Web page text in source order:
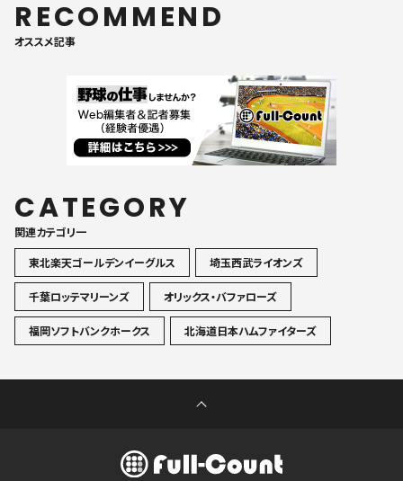
RECOMMEND
オススメ記事
CATEGORY
関連カテゴリ一
東北楽天ゴールデンイーグルス
埼玉西武ライオンズ
千葉ロッテマリーンズ オリックス・バファローズ
福岡ソフトバンクホークス 北海道日本ハムファイターズ